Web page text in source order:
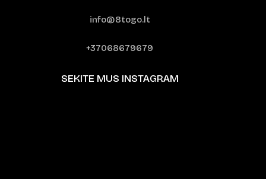
info@8togo.lt
+37068679679
SEKITE MUS INSTAGRAM